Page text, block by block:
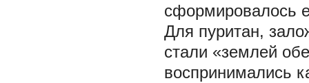
сформировалось
Для пуритан,
стали «землей
воспринимались